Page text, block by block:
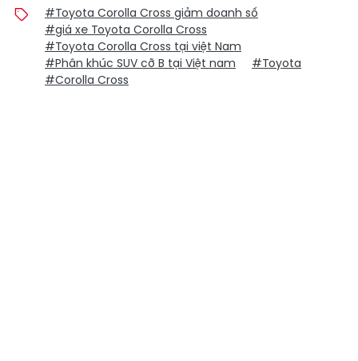
#Toyota Corolla Cross giảm doanh số
#giá xe Toyota Corolla Cross
#Toyota Corolla Cross tại việt Nam
#Phân khúc SUV cỡ B tại Việt nam
#Toyota
#Corolla Cross